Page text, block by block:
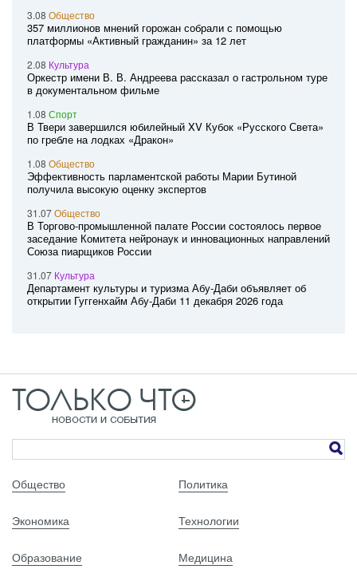
3.08 Общество
357 миллионов мнений горожан собрали с помощью
платформы «Активный гражданин» за 12 лет
2.08 Культура
Оркестр имени В. В. Андреева рассказал о гастрольном туре
в документальном фильме
1.08 Спорт
В Твери завершился юбилейный XV Кубок «Русского Света»
по гребле на лодках «Дракон»
1.08 Общество
Эффективность парламентской работы Марии Бутиной
получила высокую оценку экспертов
31.07Общество
В Торгово-промышленной палате России состоялось первое
заседание Комитета нейронаук и инновационных направлений
Союза пиарщиков России
31.07 Культура
Департамент культуры и туризма Абу-Даби объявляет об
открытии Гуггенхайм Абу-Даби 11 декабря 2026 года
Общество Политика
Экономика Технологии
Образование Медицина